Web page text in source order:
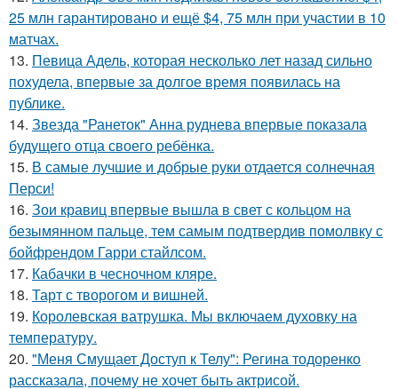
25 млн гарантировано и ещё $4, 75 млн при участии в 10
матчах.
13. Певица Адель, которая несколько лет назад сильно
похудела, впервые за долгое время появилась на
публике.
14. Звезда "Ранеток" Анна руднева впервые показала
будущего отца своего ребёнка.
15. В самые лучшие и добрые руки отдается солнечная
Перси!
16. Зои кравиц впервые вышла в свет с кольцом на
безымянном пальце, тем самым подтвердив помолвку с
бойфрендом Гарри стайлсом.
17. Кабачки в чесночном кляре.
18. Тарт с творогом и вишней.
19. Королевская ватрушка. Мы включаем духовку на
температуру.
20. "Меня Смущает Доступ к Телу": Регина тодоренко
рассказала, почему не хочет быть актрисой.